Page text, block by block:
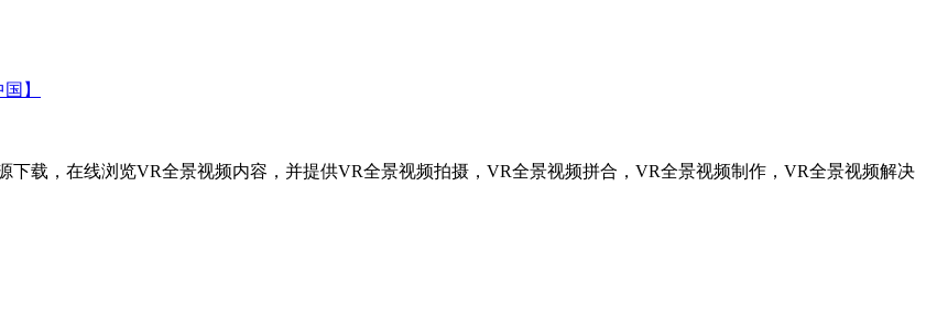
】
载，在线浏览VR全景视频内容，并提供VR全景视频拍摄，VR全景视频拼合，VR全景视频制作，VR全景视频解决